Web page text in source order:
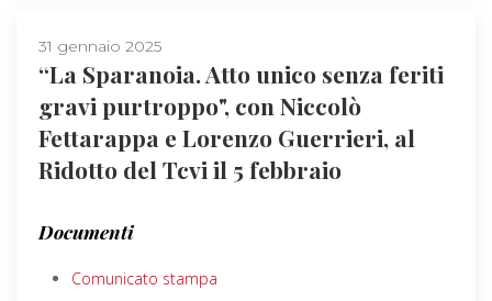
31 gennaio 2025
“La Sparanoia. Atto unico senza feriti
gravi purtroppo", con Niccolò
Fettarappa e Lorenzo Guerrieri, al
Ridotto del Tcvi il 5 febbraio
Documenti
Comunicato stampa